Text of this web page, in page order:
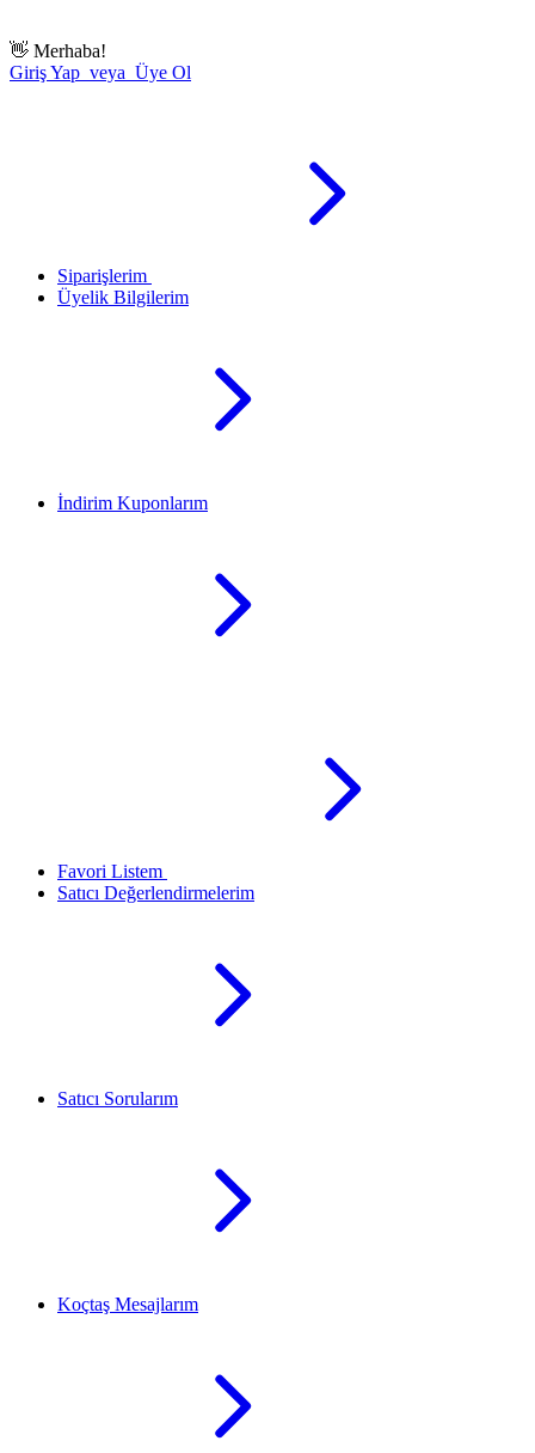
👋 Merhaba!
Giriş Yap veya Üye Ol
Siparişlerim
Üyelik Bilgilerim
İndirim Kuponlarım
Favori Listem
Satıcı Değerlendirmelerim
Satıcı Sorularım
Koçtaş Mesajlarım